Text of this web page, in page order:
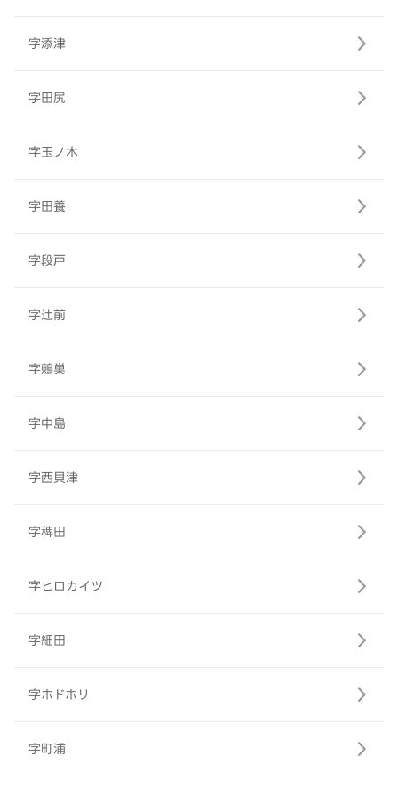
字添津
字田尻
字玉ノ木
字田養
字段戸
字辻前
字鶇巣
字中島
字西貝津
字稗田
字ヒロカイツ
字細田
字ホドホリ
字町浦